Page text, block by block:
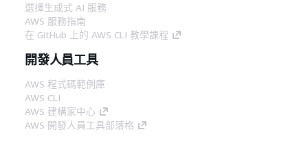
選擇生成式 AI 服務
AWS 服務指南
在 GitHub 上的 AWS CLI 教學課程
開發人員工具
AWS 程式碼範例庫
AWS CLI
AWS 建構家中心
AWS 開發人員工具部落格